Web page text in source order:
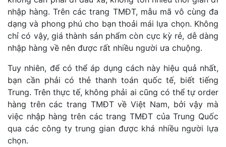
nhập hàng. Trên các trang TMĐT, mẫu mã vô cùng đa
dạng và phong phú cho bạn thoải mái lựa chọn. Không
chỉ có vậy, giá thành sản phẩm còn cực kỳ rẻ, dễ dàng
nhập hàng về nên được rất nhiều người ưa chuộng.
Tuy nhiên, để có thể áp dụng cách này hiệu quả nhất,
bạn cần phải có thẻ thanh toán quốc tế, biết tiếng
Trung. Trên thực tế, không phải ai cũng có thể tự order
hàng trên các trang TMĐT về Việt Nam, bởi vậy mà
việc nhập hàng trên các trang TMĐT của Trung Quốc
qua các công ty trung gian được khá nhiều người lựa
chọn.